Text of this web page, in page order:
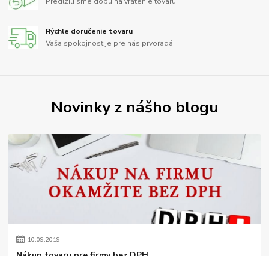
Rýchle doručenie tovaru
Vaša spokojnosť je pre nás prvoradá
Novinky z nášho blogu
10.09.2019